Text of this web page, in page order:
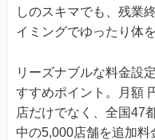
しのスキマでも、残業
イミングでゆったり体
リーズナブルな料金設
すすめポイント。月額
店だけでなく、全国47
中の5,000店舗を追加